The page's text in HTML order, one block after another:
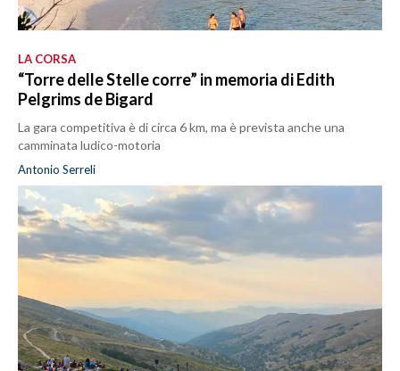
LA CORSA
“Torre delle Stelle corre” in memoria di Edith
Pelgrims de Bigard
La gara competitiva è di circa 6 km, ma è prevista anche una
camminata ludico-motoria
Antonio Serreli